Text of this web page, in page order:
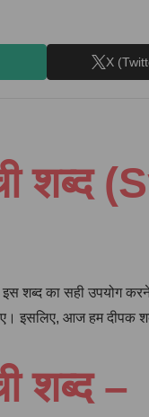
X
इस शब्द का सही
इसलिए, आज हम दीपक
शब्द –